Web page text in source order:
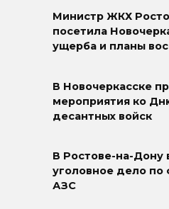
Министр ЖКХ
посетила
ущерба и планы
В Новочеркасске
мероприятия ко
десантных войск
В Ростове-на-Дону
уголовное дело по
АЗС